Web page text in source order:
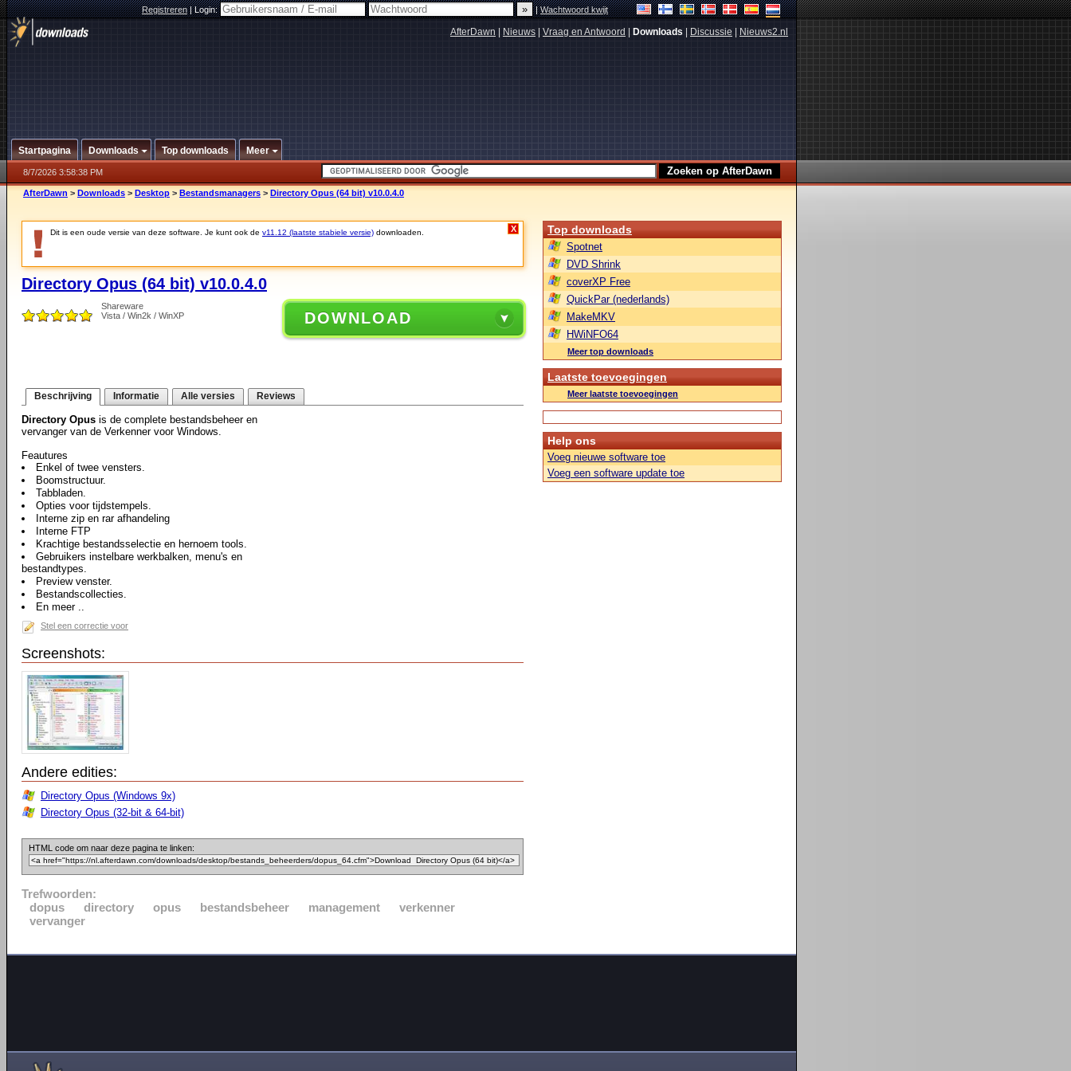
Registreren|Login: |Wachtwoord kwijt
AfterDawn Nieuws Vraag en Antwoord Downloads Discussie Nieuws2.nl
Startpagina Downloads Top downloads Meer
8/7/2026 3:58:38 PM
AfterDawn > Downloads > Desktop > Bestandsmanagers > Directory Opus (64 bit) v10.0.4.0
Dit is een oude versie van deze software. Je kunt ook de v11.12 (laatste stabiele versie) downloaden. X
Directory Opus (64 bit) v10.0.4.0
Shareware
Vista / Win2k / WinXP
DOWNLOAD
Beschrijving Informatie Alle versies Reviews
Directory Opus is de complete bestandsbeheer en
vervanger van de Verkenner voor Windows.
Feautures
Enkel of twee vensters.
Boomstructuur.
Tabbladen.
Opties voor tijdstempels.
Interne zip en rar afhandeling
Interne FTP
Krachtige bestandsselectie en hernoem tools.
Gebruikers instelbare werkbalken, menu's en
bestandtypes.
Preview venster.
Bestandscollecties.
En meer ..
Stel een correctie voor
Screenshots:
Andere edities:
Directory Opus (Windows 9x)
Directory Opus (32-bit & 64-bit)
HTML code om naar deze pagina te linken:
Trefwoorden:
dopus
directory opus bestandsbeheer management
verkenner
vervanger
Top downloads
Spotnet
DVD Shrink
coverXP Free
QuickPar (nederlands)
MakeMKV
HWiNFO64
Meer top downloads
Laatste toevoegingen
Meer laatste toevoegingen
Help ons
Voeg nieuwe software toe
Voeg een software update toe